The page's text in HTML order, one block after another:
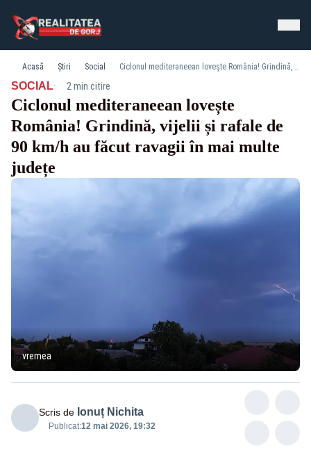
Acasă Știri Social Ciclonul mediteraneean lovește România! Grindină, vijelii și rafale de 90 km/h au făcut ravagii în mai multe județe
SOCIAL· 2 min citire
Ciclonul mediteraneean lovește
România! Grindină, vijelii și rafale de
90 km/h au făcut ravagii în mai multe
județe
vremea
Scris de Ionuț Nichita
Publicat:12 mai 2026, 19:32